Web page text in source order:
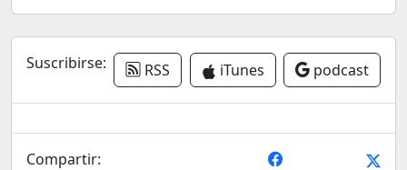
Suscribirse: RSS iTunes podcast
Compartir: